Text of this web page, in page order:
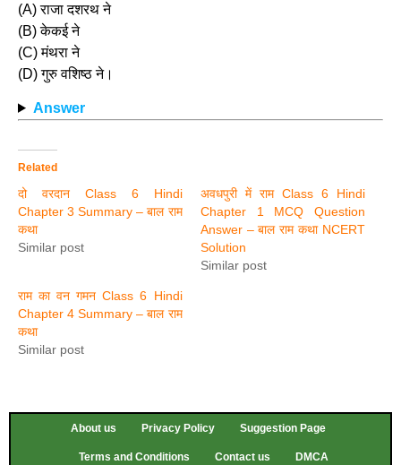
(A) राजा दशरथ ने
(B) केकई ने
(C) मंथरा ने
(D) गुरु वशिष्ठ ने।
Answer
Related
दो वरदान Class 6 Hindi
Chapter 3 Summary – बाल राम
कथा
Similar post
अवधपुरी में राम Class 6 Hindi
Chapter 1 MCQ Question
Answer – बाल राम कथा NCERT
Solution
Similar post
राम का वन गमन Class 6 Hindi
Chapter 4 Summary – बाल राम
कथा
Similar post
About us Privacy Policy Suggestion Page
Terms and Conditions Contact us DMCA